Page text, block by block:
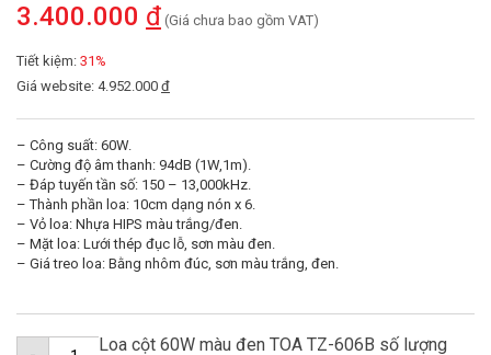
3.400.000 đ (Giá chưa bao gồm VAT)
Tiết kiệm: 31%
Giá website: 4.952.000 đ
– Công suất: 60W.
– Cường độ âm thanh: 94dB (1W,1m).
– Đáp tuyến tần số: 150 – 13,000kHz.
– Thành phần loa: 10cm dạng nón x 6.
– Vỏ loa: Nhựa HIPS màu trắng/đen.
– Mặt loa: Lưới thép đục lỗ, sơn màu đen.
– Giá treo loa: Bằng nhôm đúc, sơn màu trắng, đen.
Loa cột 60W màu đen TOA TZ-606B số lượng